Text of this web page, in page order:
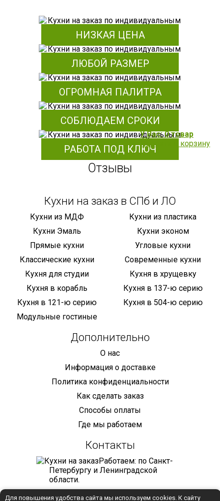
НИЗКАЯ ЦЕНА
ЛЮБОЙ РАЗМЕР
ОГРОМНАЯ ПАЛИТРА
СОБЛЮДАЕМ СРОКИ
РАБОТА ПОД КЛЮЧ
Отзывы
У Вас: 0 товар
Перейти в корзину
Кухни на заказ в СПб и ЛО
Кухни из МДФ
Кухни из пластика
Кухни Эмаль
Кухни эконом
Прямые кухни
Угловые кухни
Классические кухни
Современные кухни
Кухня для студии
Кухня в хрущевку
Кухня в корабль
Кухня в 137-ю серию
Кухня в 121-ю серию
Кухня в 504-ю серию
Модульные гостиные
Дополнительно
О нас
Информация о доставке
Политика конфиденциальности
Как сделать заказ
Способы оплаты
Где мы работаем
Контакты
Работаем: по Санкт-
Петербургу и Ленинградской
области.
+7 (921) 905-68-59
Для повышения удобства сайта мы используем cookies. К сайту